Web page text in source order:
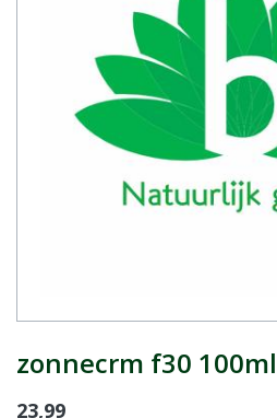
zonnecrm f30 100ml
23,99